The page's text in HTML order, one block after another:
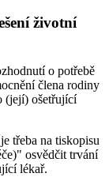
životní
o potřebě
člena rodiny
(její) ošetřující
třeba na tiskopisu
osvědčit trvání
lékař.